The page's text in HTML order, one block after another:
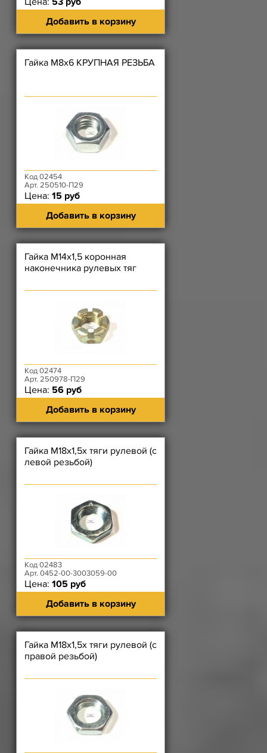
Добавить в корзину
Гайка М8х6 КРУПНАЯ РЕЗЬБА
Код 02454
Арт. 250510-П29
Цена: 15 руб
Добавить в корзину
Гайка М14х1,5 коронная
наконечника рулевых тяг
Код 02474
Арт. 250978-П29
Цена: 56 руб
Добавить в корзину
Гайка М18х1,5х тяги рулевой (с
левой резьбой)
Код 02483
Арт. 0452-00-3003059-00
Цена: 105 руб
Добавить в корзину
Гайка М18х1,5х тяги рулевой (с
правой резьбой)